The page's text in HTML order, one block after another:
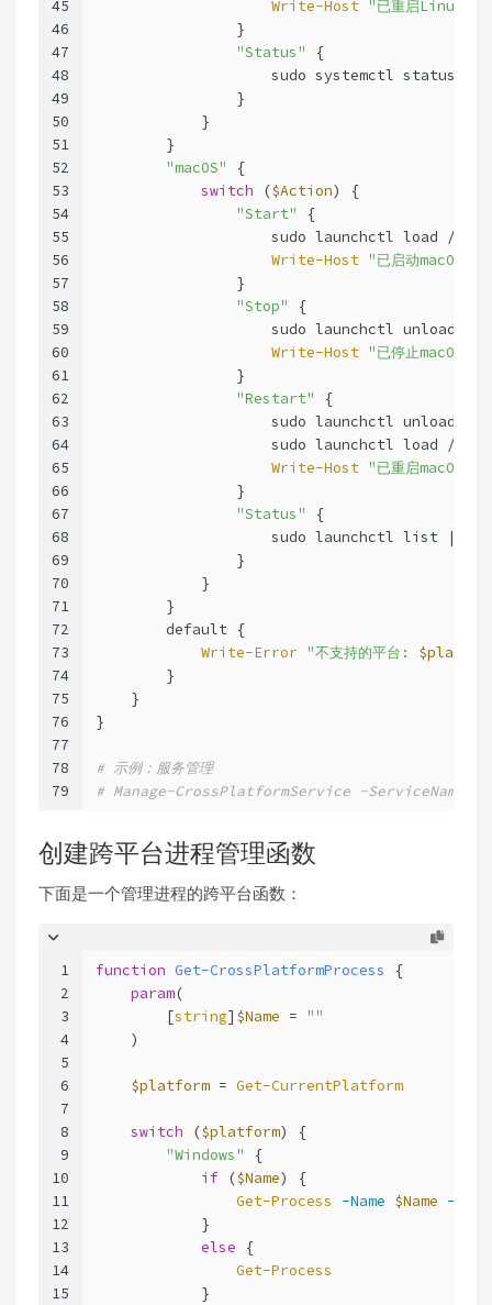
45
46
47
48
49
50
51
52
53
54
55
56
57
58
59
60
61
62
63
64
65
66
67
68
69
70
71
72
73
74
75
76
77
78
79
Write-Host "已重启Linux服
                }
"Status" {
                    sudo systemctl status
                }
            }
        }
"macOS" {
switch ($Action) {
"Start" {
sudo launchctl load /
Write-Host "已启动macOS服
                }
"Stop" {
sudo launchctl unload /
Write-Host "已停止macOS服
                }
"Restart" {
sudo launchctl unload /
sudo launchctl load /
Write-Host "已重启macOS服
                }
"Status" {
sudo launchctl list |
                }
            }
        }
        default {
Write-Error "不支持的平台:
        }
    }
}
# 示例：服务管理
# Manage-CrossPlatformService -
创建跨平台进程管理函数
下面是一个管理进程的跨平台函数：
1
2
3
4
5
6
7
8
9
10
11
12
13
14
15
function Get-CrossPlatformProcess {
param(
        [
string] $Name = ""
    )
$platform = Get-CurrentPlatform
switch ($platform) {
"Windows" {
if ($Name) {
Get-Process
-Name $Name -
            }
else {
Get-Process
            }